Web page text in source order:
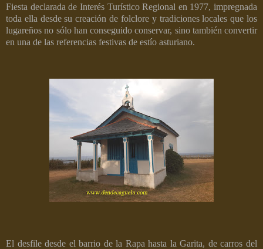
Fiesta declarada de Interés Turístico Regional en 1977, impregnada
toda ella desde su creación de folclore y tradiciones locales que los
lugareños no sólo han conseguido conservar, sino también convertir
en una de las referencias festivas de estío asturiano.
El desfile desde el barrio de la Rapa hasta la Garita, de carros del